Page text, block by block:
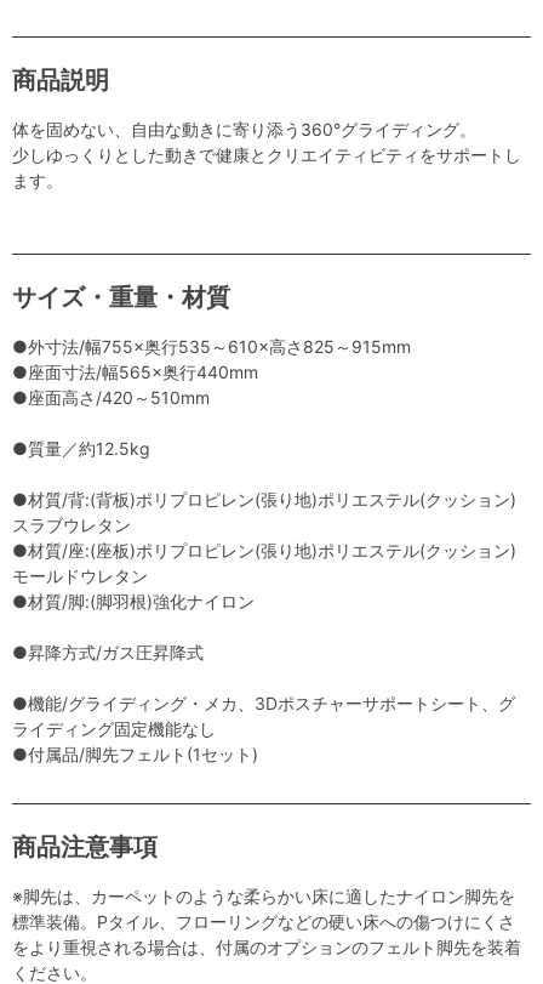
商品説明
体を固めない、自由な動きに寄り添う360°グライディング。
少しゆっくりとした動きで健康とクリエイティビティをサポートし
ます。
サイズ・重量・材質
●外寸法/幅755×奥行535～610×高さ825～915mm
●座面寸法/幅565×奥行440mm
●座面高さ/420～510mm
●質量／約12.5kg
●材質/背:(背板)ポリプロピレン(張り地)ポリエステル(クッション)
スラブウレタン
●材質/座:(座板)ポリプロピレン(張り地)ポリエステル(クッション)
モールドウレタン
●材質/脚:(脚羽根)強化ナイロン
●昇降方式/ガス圧昇降式
●機能/グライディング・メカ、3Dポスチャーサポートシート、グ
ライディング固定機能なし
●付属品/脚先フェルト(1セット)
商品注意事項
※脚先は、カーペットのような柔らかい床に適したナイロン脚先を
標準装備。Pタイル、フローリングなどの硬い床への傷つけにくさ
をより重視される場合は、付属のオプションのフェルト脚先を装着
ください。